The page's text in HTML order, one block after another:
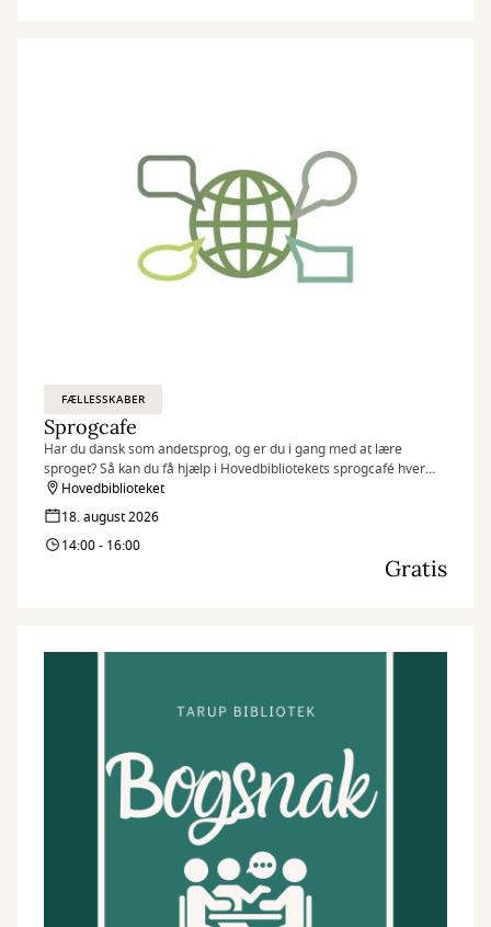
FÆLLESSKABER
Sprogcafe
Har du dansk som andetsprog, og er du i gang med at lære
sproget? Så kan du få hjælp i Hovedbibliotekets sprogcafé hver
tirsdag fra 14:00-16:00.
Hovedbiblioteket
18. august 2026
14:00 - 16:00
Gratis